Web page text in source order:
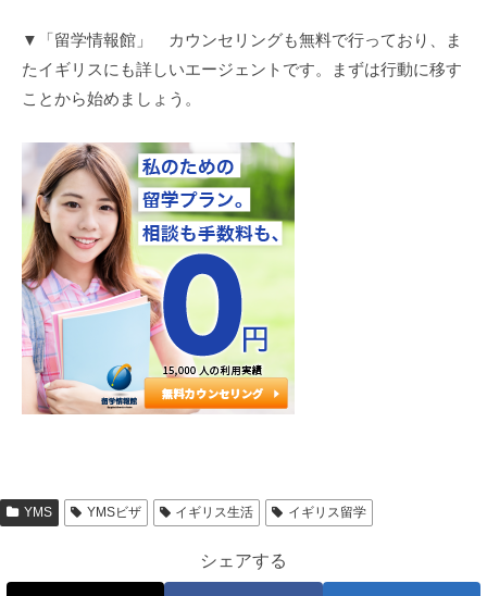
▼「留学情報館」 カウンセリングも無料で行っており、ま
たイギリスにも詳しいエージェントです。まずは行動に移す
ことから始めましょう。
YMS YMSビザ イギリス生活 イギリス留学
シェアする